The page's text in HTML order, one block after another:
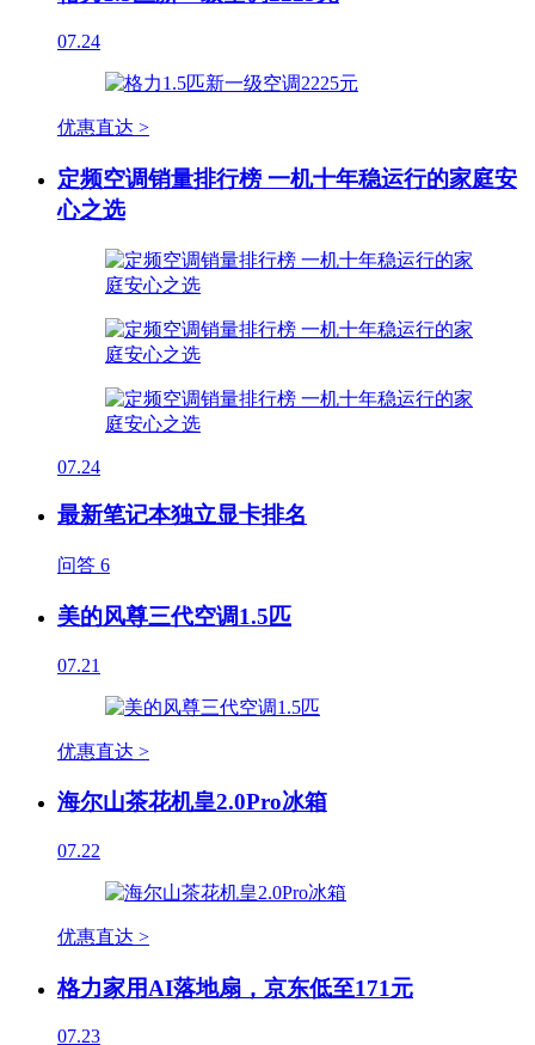
07.24
优惠直达 >
定频空调销量排行榜 一机十年稳运行的家庭安
心之选
07.24
最新笔记本独立显卡排名
问答 6
美的风尊三代空调1.5匹
07.21
优惠直达 >
海尔山茶花机皇2.0Pro冰箱
07.22
优惠直达 >
格力家用AI落地扇，京东低至171元
07.23